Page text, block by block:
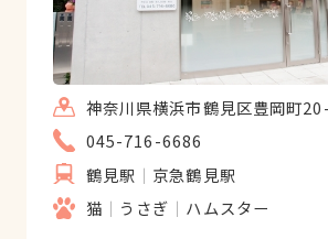
神奈川県横浜市鶴見区豊岡町20-21
045-716-6686
鶴見駅
京急鶴見駅
猫
うさぎ
ハムスター